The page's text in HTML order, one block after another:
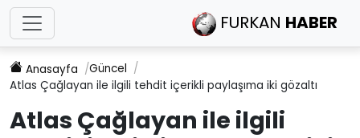
FURKAN HABER
Anasayfa
Güncel
Atlas Çağlayan ile ilgili tehdit içerikli paylaşıma iki gözaltı
Atlas Çağlayan ile ilgili